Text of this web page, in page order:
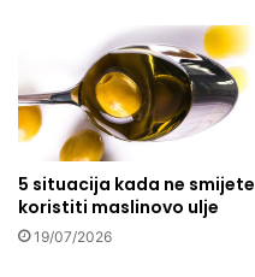
e
n
e
v
r
o
5 situacija kada ne smijete
koristiti maslinovo ulje
19/07/2026